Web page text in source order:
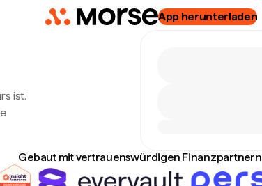
App herunterladen
ist.
Gebaut mit vertrauenswürdigen Finanzpartnern